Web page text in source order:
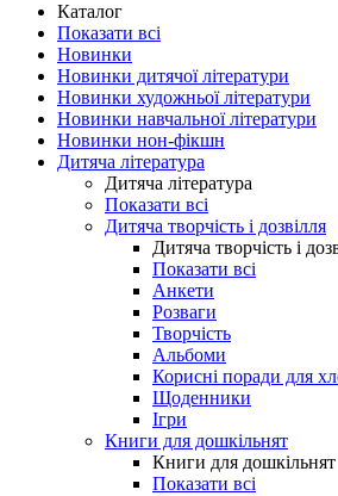
Каталог
Показати всі
Новинки
Новинки дитячої літератури
Новинки художньої літератури
Новинки навчальної літератури
Новинки нон-фікшн
Дитяча література
Дитяча література
Показати всі
Дитяча творчість і дозвілля
Дитяча творчість і
Показати всі
Анкети
Розваги
Творчість
Альбоми
Корисні поради для
Щоденники
Ігри
Книги для дошкільнят
Книги для дошкільнят
Показати всі